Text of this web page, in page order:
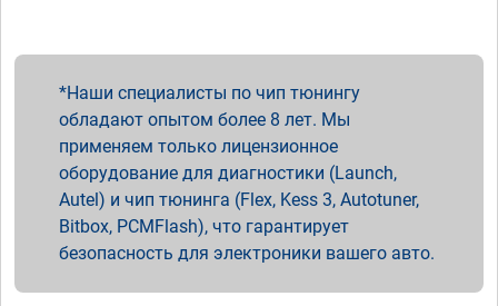
Наши специалисты по чип тюнингу
обладают опытом более 8 лет. Мы
применяем только лицензионное
оборудование для диагностики (Launch,
Autel) и чип тюнинга (Flex, Kess 3, Autotuner,
Bitbox, PCMFlash), что гарантирует
безопасность для электроники вашего авто.